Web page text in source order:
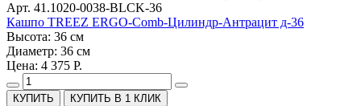
Арт. 41.1020-0038-BLCK-36
Кашпо TREEZ ERGO-Comb-Цилиндр-Антрацит д-36
Высота: 36 см
Диаметр: 36 см
Цена: 4 375 Р.
КУПИТЬ В 1 КЛИК